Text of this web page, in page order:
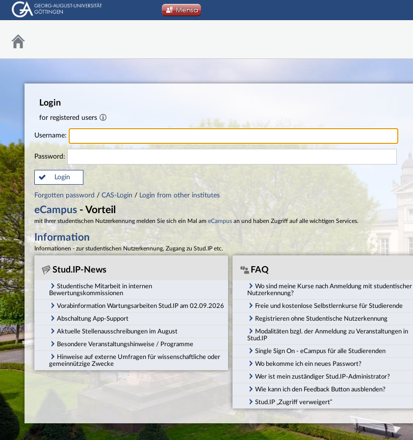
Main navigation
Login
for registered users
Username:
Password:
Login
Forgotten password / CAS-Login / Login from other institutes
eCampus - Vorteil
mit Ihrer studentischen Nutzerkennung melden Sie sich ein Mal am eCampus an und haben Zugriff auf alle wichtigen Services.
Information
Informationen - zur studentischen Nutzerkennung, Zugang zu Stud.IP etc.
Stud.IP-News
Studentische Mitarbeit in internen
Bewertungskommissionen
Vorabinformation Wartungsarbeiten Stud.IP am 02.09.2026
Abschaltung App-Support
Aktuelle Stellenausschreibungen im August
Besondere Veranstaltungshinweise / Programme
Hinweise auf externe Umfragen für wissenschaftliche oder
gemeinnützige Zwecke
FAQ
Wo sind meine Kurse nach Anmeldung mit studentischer
Nutzerkennung?
Freie und kostenlose Selbstlernkurse für Studierende
Registrieren ohne Studentische Nutzerkennung
Modalitäten bzgl. der Anmeldung zu Veranstaltungen in
Stud.IP
Single Sign On - eCampus für alle Studierenden
Wo bekomme ich ein neues Passwort?
Wer ist mein zuständiger Stud.IP-Administrator?
Wie kann ich den Feedback Button ausblenden?
Stud.IP „Zugriff verweigert“